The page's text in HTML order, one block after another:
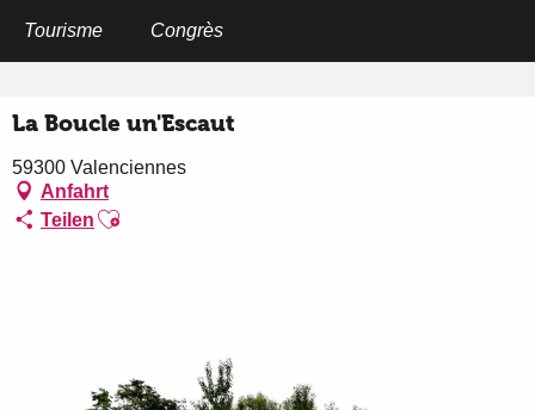
Tourisme Congrès
La Boucle un'Escaut
59300 Valenciennes
Anfahrt
Teilen Ajouter aux favoris